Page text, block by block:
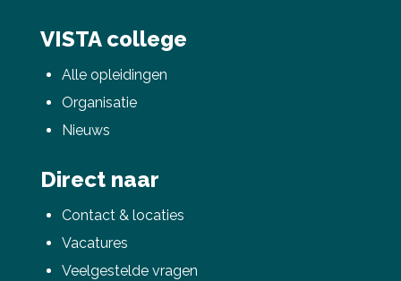
VISTA college
Alle opleidingen
Organisatie
Nieuws
Direct naar
Contact & locaties
Vacatures
Veelgestelde vragen